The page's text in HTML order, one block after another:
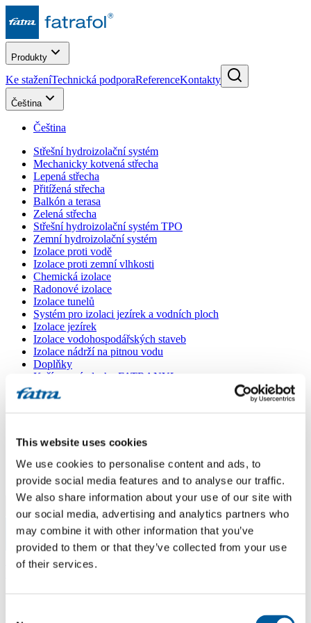
This website uses cookies
We use cookies to personalise content and ads, to
provide social media features and to analyse our traffic.
We also share information about your use of our site with
our social media, advertising and analytics partners who
may combine it with other information that you’ve
provided to them or that they’ve collected from your use
of their services.
Produkty
Ke staženíTechnická podporaReferenceKontakty
Čeština
Čeština
Střešní hydroizolační systém
Mechanicky kotvená střecha
Lepená střecha
Přitížená střecha
Balkón a terasa
Zelená střecha
Střešní hydroizolační systém TPO
Zemní hydroizolační systém
Izolace proti vodě
Izolace proti zemní vlhkosti
Chemická izolace
Radonové izolace
Izolace tunelů
Systém pro izolaci jezírek a vodních ploch
Izolace jezírek
Izolace vodohospodářských staveb
Izolace nádrží na pitnou vodu
Doplňky
Kašírované plechy FATRANYL
Profil FATRAFAST s výztuží
Profil FATRAFLEX
Ochranná geotextilie
Ostatní doplňky
VŠECHNY PRODUKTY
Menu
Menu
Domů/